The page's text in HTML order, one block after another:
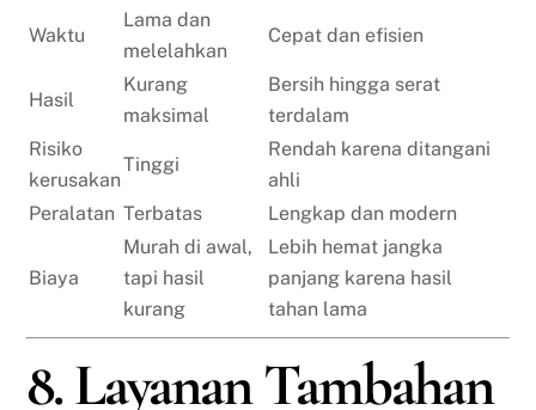
Waktu
Lama dan
melelahkan
Cepat dan efisien
Hasil
Kurang
maksimal
Bersih hingga serat
terdalam
Risiko
kerusakan
Tinggi
Rendah karena ditangani
ahli
Peralatan Terbatas Lengkap dan modern
Biaya
Murah di awal,
tapi hasil
kurang
Lebih hemat jangka
panjang karena hasil
tahan lama
8. Layanan Tambahan